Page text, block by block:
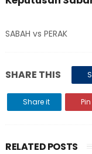
SABAH vs PERAK
SHARE THIS
Share it
RELATED POSTS